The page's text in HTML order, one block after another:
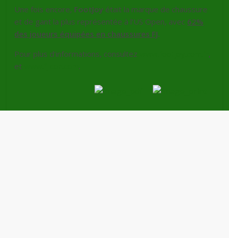
Une fois encore, FootJoy était la marque de chaussure
et de gant la plus représentée à l’US Open, avec 62%
des joueurs équipées en chaussures FJ.
Pour plus d’informations, consultez
,
et
.